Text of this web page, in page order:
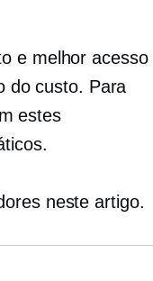
e melhor acesso
do custo. Para
estes
neste artigo.